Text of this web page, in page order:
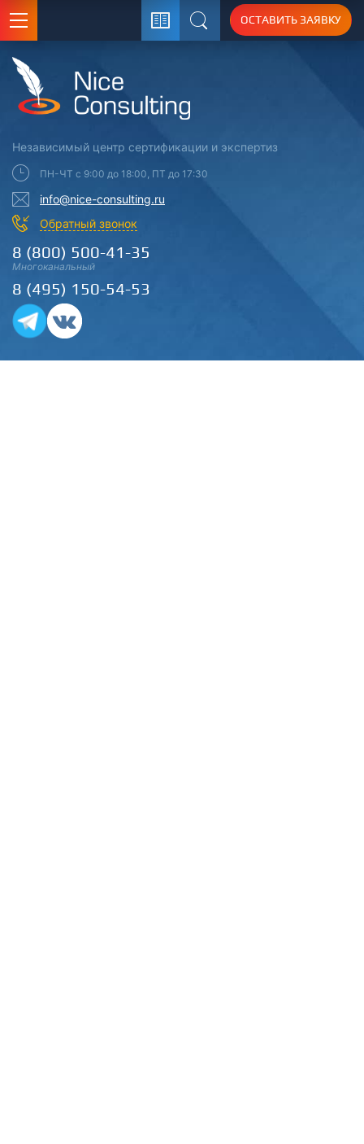
Поиск
ОСТАВИТЬ ЗАЯВКУ
Независимый центр сертификации и экспертиз
ПН-ЧТ с 9:00 до 18:00, ПТ до 17:30
info@nice-consulting.ru
Обратный звонок
8 (800) 500-41-35
Многоканальный
8 (495) 150-54-53